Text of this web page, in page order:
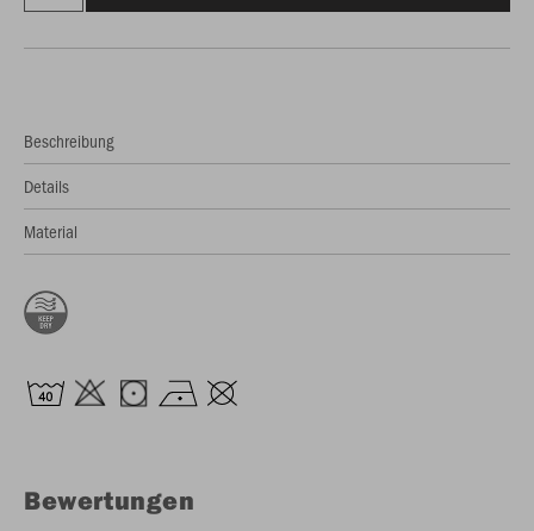
Beschreibung
Details
Material
Bewertungen